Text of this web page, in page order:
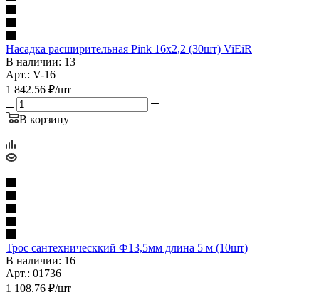
Насадка расширительная Pink 16х2,2 (30шт) ViEiR
В наличии: 13
Арт.: V-16
1 842.56 ₽/шт
В корзину
Трос сантехническкий Ф13,5мм длина 5 м (10шт)
В наличии: 16
Арт.: 01736
1 108.76 ₽/шт